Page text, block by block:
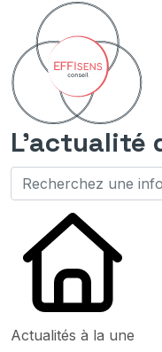
L'actualité
Actualités à la une